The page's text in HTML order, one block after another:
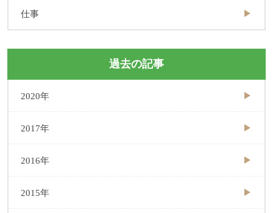
仕事
過去の記事
2020年
2017年
2016年
2015年